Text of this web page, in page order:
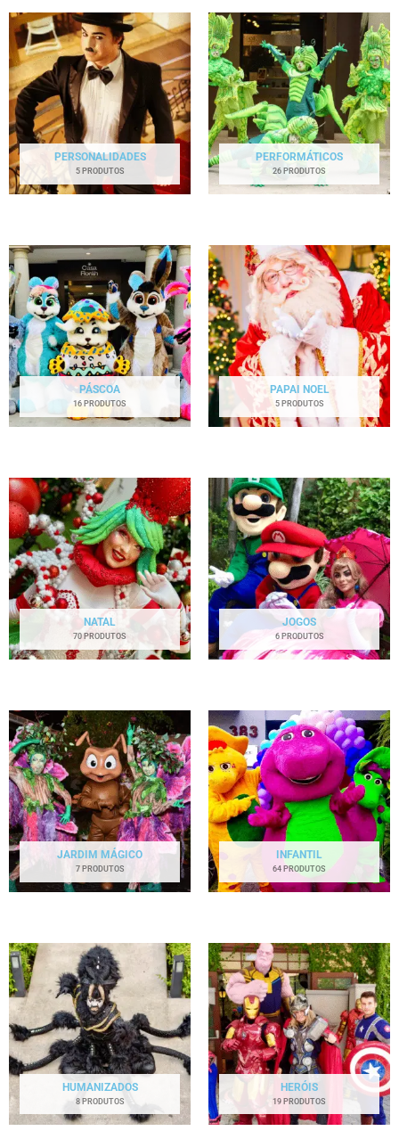
PERSONALIDADES
5 PRODUTOS
PERFORMÁTICOS
26 PRODUTOS
PÁSCOA
16 PRODUTOS
PAPAI NOEL
5 PRODUTOS
NATAL
70 PRODUTOS
JOGOS
6 PRODUTOS
JARDIM MÁGICO
7 PRODUTOS
INFANTIL
64 PRODUTOS
HUMANIZADOS
8 PRODUTOS
HERÓIS
19 PRODUTOS